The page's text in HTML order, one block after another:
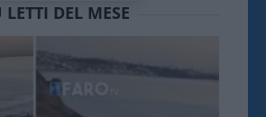
DEL MESE